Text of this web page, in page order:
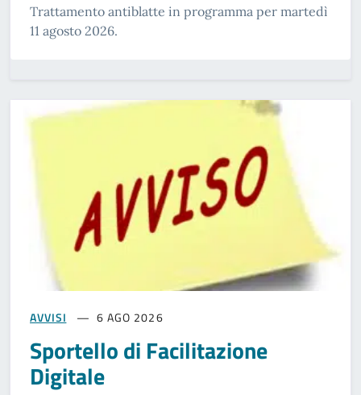
Trattamento antiblatte in programma per martedì
11 agosto 2026.
AVVISI 6 AGO 2026
Sportello di Facilitazione
Digitale